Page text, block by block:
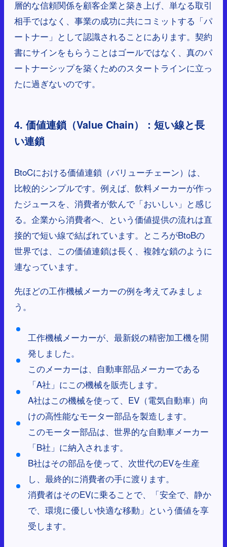
層的な信頼関係を顧客企業と築き上げ、単なる取引
相手ではなく、事業の成功に共にコミットする「パ
ートナー」として認識されることにあります。契約
書にサインをもらうことはゴールではなく、真のパ
ートナーシップを築くためのスタートラインに立っ
たに過ぎないのです。
4. 価値連鎖（Value Chain）：短い線と長
い連鎖
BtoCにおける価値連鎖（バリューチェーン）は、
比較的シンプルです。例えば、飲料メーカーが作っ
たジュースを、消費者が飲んで「おいしい」と感じ
る。企業から消費者へ、という価値提供の流れは直
接的で短い線で結ばれています。ところがBtoBの
世界では、この価値連鎖は長く、複雑な鎖のように
連なっています。
先ほどの工作機械メーカーの例を考えてみましょ
う。
工作機械メーカーが、最新鋭の精密加工機を開
発しました。
このメーカーは、自動車部品メーカーである
「A社」にこの機械を販売します。
A社はこの機械を使って、EV（電気自動車）向
けの高性能なモーター部品を製造します。
このモーター部品は、世界的な自動車メーカー
「B社」に納入されます。
B社はその部品を使って、次世代のEVを生産
し、最終的に消費者の手に渡ります。
消費者はそのEVに乗ることで、「安全で、静か
で、環境に優しい快適な移動」という価値を享
受します。